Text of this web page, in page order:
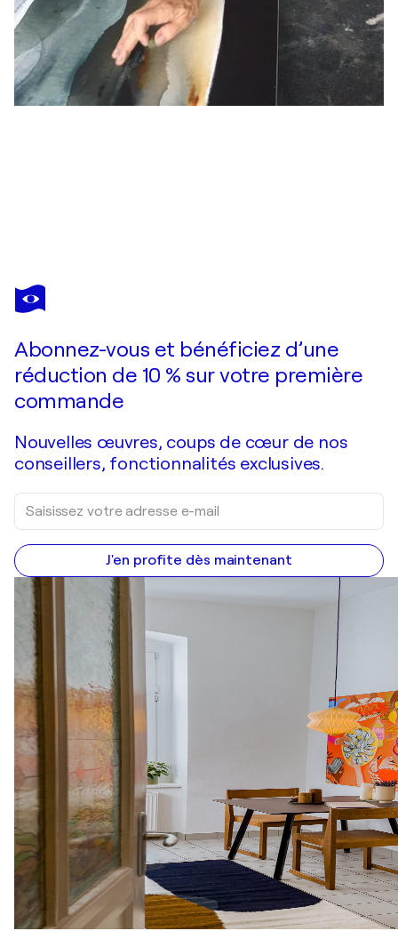
DINAH WAKEFIELD
Mojave 3
Abonnez-vous et bénéficiez d’une
réduction de 10 % sur votre première
commande
Nouvelles œuvres, coups de cœur de nos
conseillers, fonctionnalités exclusives.
J'en profite dès maintenant